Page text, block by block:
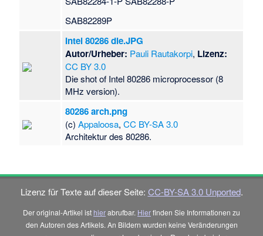
SAB82289P
Intel 80286 die.JPG
Autor/Urheber: Pauli Rautakorpi, Lizenz:
CC BY 3.0
Die shot of Intel 80286 microprocessor (8
MHz version).
80286 arch.png
(c)Appaloosa,CC BY-SA 3.0
Architektur des 80286.
Lizenz für Texte auf dieser Seite: CC-BY-SA 3.0 Unported.
Der original-Artikel ist hierabrufbar. Hierfinden Sie Informationen zu
den Autoren des Artikels. An Bildern wurden keine Veränderungen